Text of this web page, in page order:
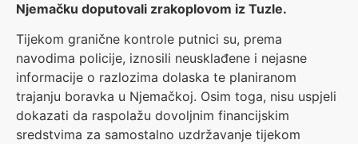
Njemačku doputovali zrakoplovom iz Tuzle.
Tijekom granične kontrole putnici su, prema
navodima policije, iznosili neusklađene i nejasne
informacije o razlozima dolaska te planiranom
trajanju boravka u Njemačkoj. Osim toga, nisu uspjeli
dokazati da raspolažu dovoljnim financijskim
sredstvima za samostalno uzdržavanje tijekom